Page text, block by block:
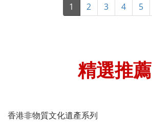
1 2 3 4 5
精選推薦
香港非物質文化遺產系列